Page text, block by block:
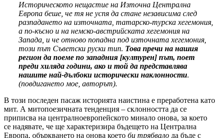
Историческото нещастие на Източна Централна
Европа беше, че тя не успя да стане независима след
разпадането на източната, татарско-турска хегемония,
а по-късно и на немско-австрийската хегемония на
Запада, и че отново попадна под източната хегемония,
този път Съветски руски тип. Това пречи на нашия
регион да поеме по западния [културен] път, поет
преди хиляда години, ако и той да представлява
нашите най-дълбоки исторически наклонности.
(повдигането мое, авторът).
В този последен пасаж историята наистина е преработена като
мит. А митопоезичната тенденция – склонността да се
приписва на централноевропейското минало онова, за което
се надявате, че ще характеризира бъдещето на Централна
Европа, объркването на онова което би трябвало да бъде с